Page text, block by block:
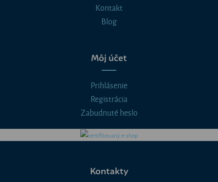
Kontakt
Blog
Môj účet
Prihlásenie
Registrácia
Zabudnuté heslo
Kontakty